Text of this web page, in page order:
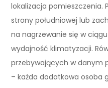
lokalizacja pomieszczenia.
strony południowej lub
na nagrzewanie się w
wydajność klimatyzacji.
przebywających w danym
– każda dodatkowa osoba